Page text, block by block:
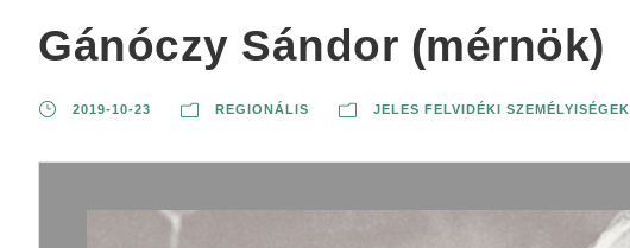
Gánóczy Sándor (mérnök)
2019-10-23 REGIONÁLIS JELES FELVIDÉKI SZEMÉLYISÉGEK